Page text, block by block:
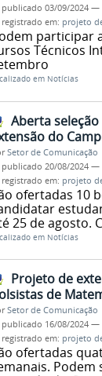
publicado 03/09/2024 —
em: projeto
participar
Técnicos
em Notícias
Aberta
do
Setor de Comunicação
publicado 20/08/2024 —
em: projeto
ofertadas 10
25 de agosto.
em Notícias
Projeto de
de
Setor de Comunicação
publicado 16/08/2024 —
em: projeto
ofertadas
Podem